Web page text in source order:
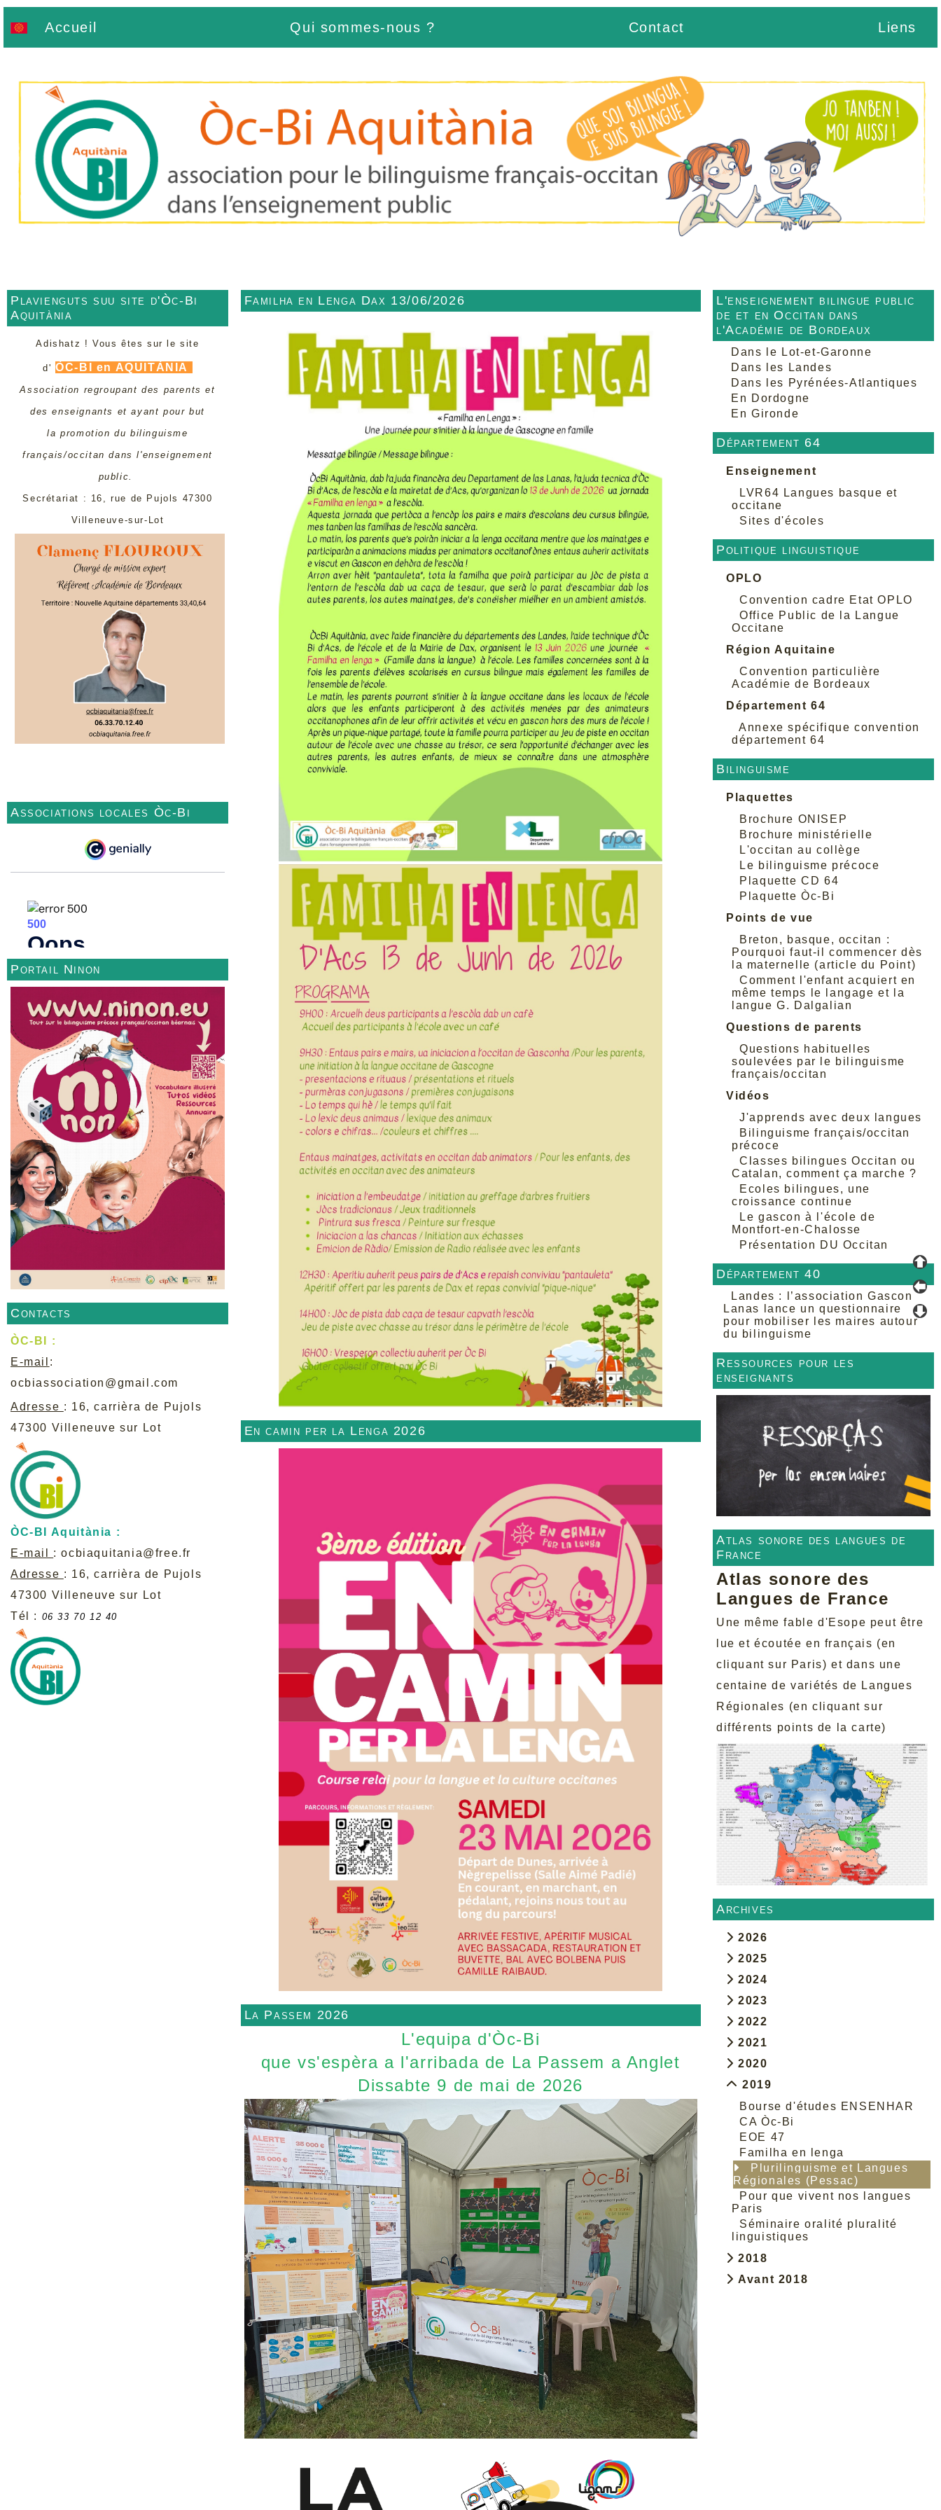
Accueil Qui sommes-nous ? Contact Liens
Plavienguts suu site d'Òc-Bi
Aquitània
Adishatz ! Vous êtes sur le site
d' ÒC-BI en AQUITÀNIA
Association regroupant des parents et
des enseignants et ayant pour but
la promotion du bilinguisme
français/occitan dans l'enseignement
public.
Secrétariat : 16, rue de Pujols 47300
Villeneuve-sur-Lot
Associations locales Òc-Bi
Portail Ninon
Contacts
ÒC-BI :
E-mail :
ocbiassociation@gmail.com
Adresse : 16, carrièra de Pujols
47300 Villeneuve sur Lot
ÒC-BI Aquitània :
E-mail :ocbiaquitania@free.fr
Adresse : 16, carrièra de Pujols
47300 Villeneuve sur Lot
Tél : 06 33 70 12 40
Familha en Lenga Dax 13/06/2026
En camin per la Lenga 2026
La Passem 2026
L'equipa d'Òc-Bi
que vs'espèra a l'arribada de La Passem a Anglet
Dissabte 9 de mai de 2026
L'enseignement bilingue public
de et en Occitan dans
l'Académie de Bordeaux
Dans le Lot-et-Garonne
Dans les Landes
Dans les Pyrénées-Atlantiques
En Dordogne
En Gironde
Département 64
Enseignement
LVR64 Langues basque et
occitane
Sites d'écoles
Politique linguistique
OPLO
Convention cadre Etat OPLO
Office Public de la Langue
Occitane
Région Aquitaine
Convention particulière
Académie de Bordeaux
Département 64
Annexe spécifique convention
département 64
Bilinguisme
Plaquettes
Brochure ONISEP
Brochure ministérielle
L'occitan au collège
Le bilinguisme précoce
Plaquette CD 64
Plaquette Òc-Bi
Points de vue
Breton, basque, occitan :
Pourquoi faut-il commencer dès
la maternelle (article du Point)
Comment l'enfant acquiert en
même temps le langage et la
langue G. Dalgalian
Questions de parents
Questions habituelles
soulevées par le bilinguisme
français/occitan
Vidéos
J'apprends avec deux langues
Bilinguisme français/occitan
précoce
Classes bilingues Occitan ou
Catalan, comment ça marche ?
Ecoles bilingues, une
croissance continue
Le gascon à l'école de
Montfort-en-Chalosse
Présentation DU Occitan
Département 40
Landes : l’association Gascon
Lanas lance un questionnaire
pour mobiliser les maires autour
du bilinguisme
Ressources pour les
enseignants
Atlas sonore des langues de
France
Atlas sonore des
Langues de France
Une même fable d'Esope peut être
lue et écoutée en français (en
cliquant sur Paris) et dans une
centaine de variétés de Langues
Régionales (en cliquant sur
différents points de la carte)
Archives
2026
2025
2024
2023
2022
2021
2020
2019
Bourse d'études ENSENHAR
CA Òc-Bi
EOE 47
Familha en lenga
Plurilinguisme et Langues
Régionales (Pessac)
Pour que vivent nos langues
Paris
Séminaire oralité pluralité
linguistiques
2018
Avant 2018